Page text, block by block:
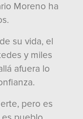
Moreno ha
su vida, el
y miles
afuera lo
pero es